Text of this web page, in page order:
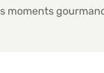
moments